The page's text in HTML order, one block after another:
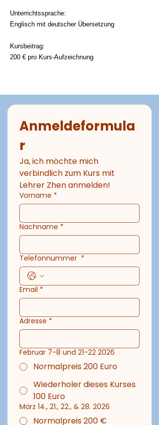
Unterrichtssprache:
Englisch mit deutscher Übersetzung
Kursbeitrag:
200 € pro Kurs-Aufzeichnung
Anmeldeformula
r
Ja, ich möchte mich
verbindlich zum Kurs mit
Lehrer Zhen anmelden!
Vorname *
Nachname *
Telefonnummer *
Email *
Adresse *
Februar 7-8 und 21-22 2026
Normalpreis 200 Euro
Wiederholer dieses Kurses
100 Euro
März 14., 21., 22., & 28. 2026
Normalpreis 200 €